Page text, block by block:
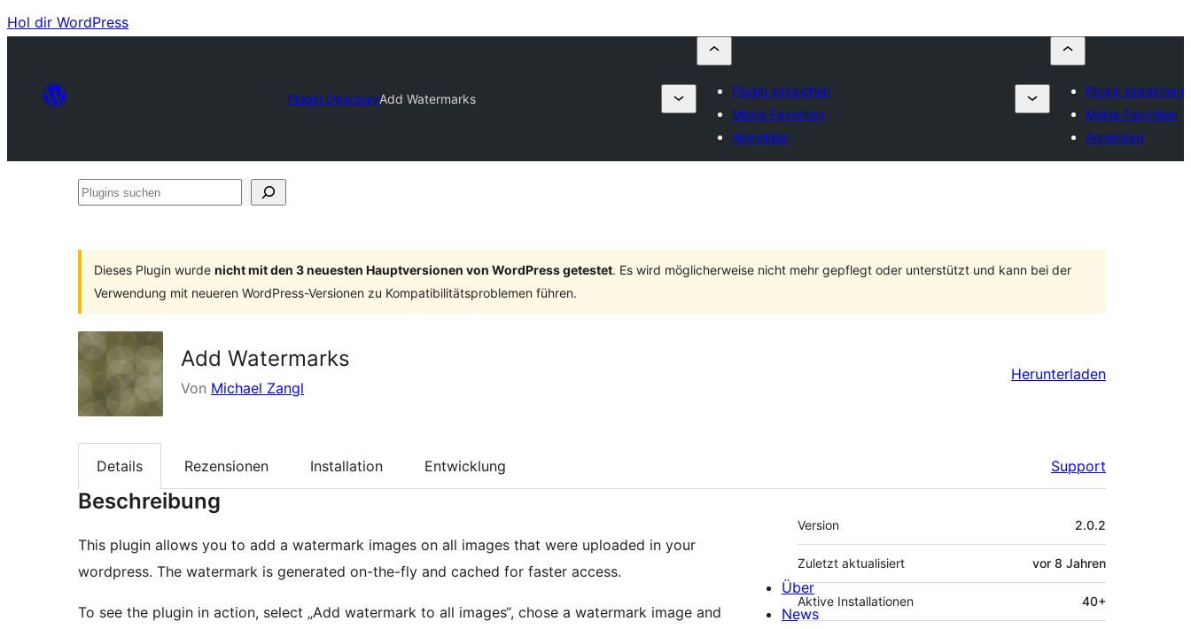
Hol dir WordPress
Plugin DirectoryAdd Watermarks
Plugin einreichen
Meine Favoriten
Anmelden
Plugin einreichen
Meine Favoriten
Anmelden
Plugins
Dieses Plugin wurde nicht mit den 3 neuesten Hauptversionen von WordPress getestet. Es wird möglicherweise nicht mehr gepflegt oder unterstützt und kann bei der
Verwendung mit neueren WordPress-Versionen zu Kompatibilitätsproblemen führen.
Add Watermarks
Von Michael Zangl
Herunterladen
Details Rezensionen Installation Entwicklung Support
Beschreibung
This plugin allows you to add a watermark images on all images that were uploaded in your
wordpress. The watermark is generated on-the-fly and cached for faster access.
To see the plugin in action, select „Add watermark to all images“, chose a watermark image and
Meta
Version 2.0.2
Zuletzt aktualisiert vor 8 Jahren
Aktive Installationen 40+
Über
News